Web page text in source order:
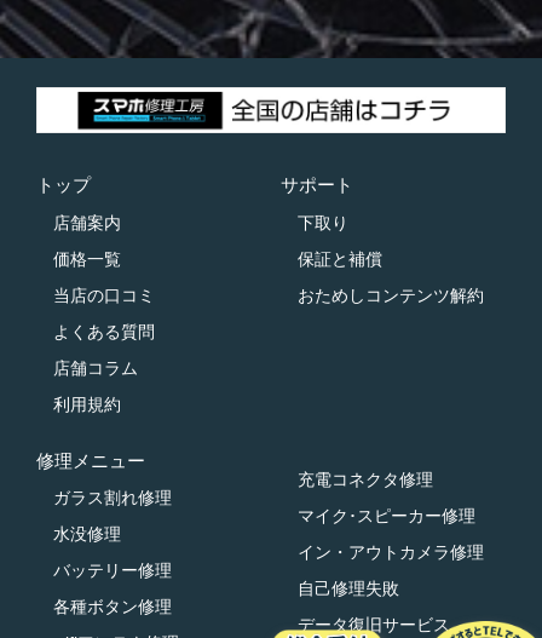
トップ
店舗案内
価格一覧
当店の口コミ
よくある質問
店舗コラム
利用規約
サポート
下取り
保証と補償
おためしコンテンツ解約
修理メニュー
ガラス割れ修理
水没修理
バッテリー修理
各種ボタン修理
充電コネクタ修理
マイク･スピーカー修理
イン・アウトカメラ修理
自己修理失敗
データ復旧サービス